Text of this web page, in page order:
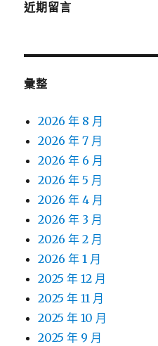
近期留言
彙整
2026 年 8 月
2026 年 7 月
2026 年 6 月
2026 年 5 月
2026 年 4 月
2026 年 3 月
2026 年 2 月
2026 年 1 月
2025 年 12 月
2025 年 11 月
2025 年 10 月
2025 年 9 月